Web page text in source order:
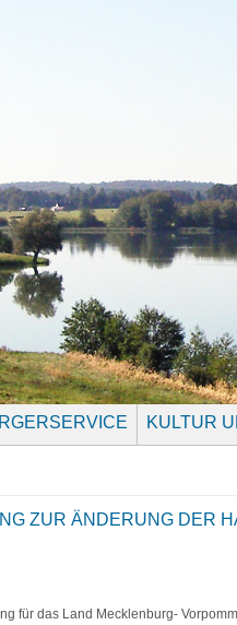
KULTUR
ZUR ÄNDERUNG DER
für das Land Mecklenburg-